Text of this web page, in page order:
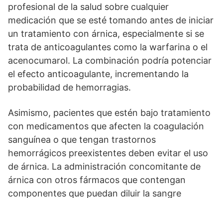
profesional de la salud sobre cualquier
medicación que se esté tomando antes de iniciar
un tratamiento con árnica, especialmente si se
trata de anticoagulantes como la warfarina o el
acenocumarol. La combinación podría potenciar
el efecto anticoagulante, incrementando la
probabilidad de hemorragias.
Asimismo, pacientes que estén bajo tratamiento
con medicamentos que afecten la coagulación
sanguínea o que tengan trastornos
hemorrágicos preexistentes deben evitar el uso
de árnica. La administración concomitante de
árnica con otros fármacos que contengan
componentes que puedan diluir la sangre